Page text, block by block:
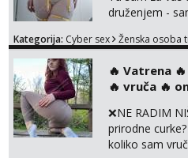
nas uzbuđuju
druženjem -
dovoljna
uz slike i hot
pripremila i
Volim kinky
Kategorija: Cyber sex Ženska osoba
‎️‍🔥 Vatrena
‎️‍🔥 vruča‎ ️‍🔥
❌NE RADIM
prirodne
koliko sam